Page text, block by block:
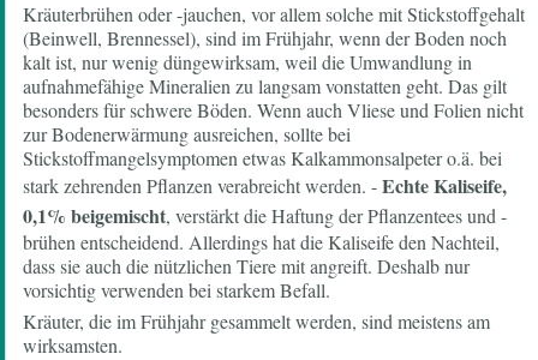
Kräuterbrühen oder -jauchen, vor allem solche mit Stickstoffgehalt
(Beinwell, Brennessel), sind im Frühjahr, wenn der Boden noch
kalt ist, nur wenig düngewirksam, weil die Umwandlung in
aufnahmefähige Mineralien zu langsam vonstatten geht. Das gilt
besonders für schwere Böden. Wenn auch Vliese und Folien nicht
zur Bodenerwärmung ausreichen, sollte bei
Stickstoffmangelsymptomen etwas Kalkammonsalpeter o.ä. bei
stark zehrenden Pflanzen verabreicht werden. -Echte Kaliseife,
0,1% beigemischt, verstärkt die Haftung der Pflanzentees und -
brühen entscheidend. Allerdings hat die Kaliseife den Nachteil,
dass sie auch die nützlichen Tiere mit angreift. Deshalb nur
vorsichtig verwenden bei starkem Befall.
Kräuter, die im Frühjahr gesammelt werden, sind meistens am
wirksamsten.